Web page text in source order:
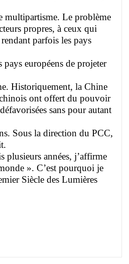
multipartisme. Le problème
propres, à ceux qui
parfois les pays
européens de projeter
Historiquement, la Chine
ont offert du pouvoir
sans pour autant
Sous la direction du PCC,
plusieurs années, j’affirme
». C’est pourquoi je
Siècle des Lumières